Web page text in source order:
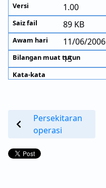
1.00
89 KB
11/06/2006
15
Persekitaran
operasi